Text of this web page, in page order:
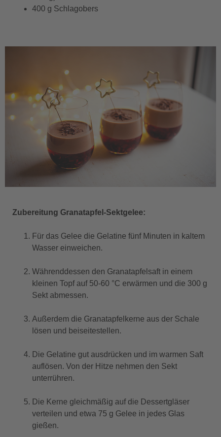
400 g Schlagobers
Zubereitung Granatapfel-Sektgelee:
Für das Gelee die Gelatine fünf Minuten in kaltem
Wasser einweichen.
Währenddessen den Granatapfelsaft in einem
kleinen Topf auf 50-60 °C erwärmen und die 300 g
Sekt abmessen.
Außerdem die Granatapfelkerne aus der Schale
lösen und beiseitestellen.
Die Gelatine gut ausdrücken und im warmen Saft
auflösen. Von der Hitze nehmen den Sekt
unterrühren.
Die Kerne gleichmäßig auf die Dessertgläser
verteilen und etwa 75 g Gelee in jedes Glas
gießen.